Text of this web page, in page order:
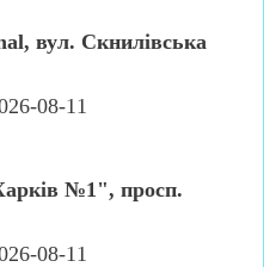
вул. Скнилівська
08-11
№1", просп.
08-11